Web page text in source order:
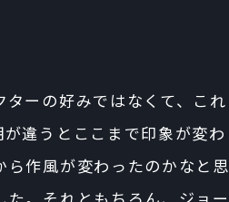
ーの好みではなくて、これ
違うとここまで印象が変わ
作風が変わったのかなと思